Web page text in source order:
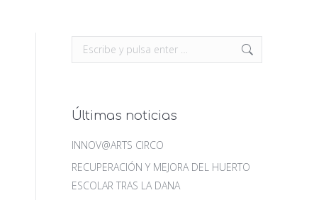
Buscar:
Últimas noticias
INNOV@ARTS CIRCO
RECUPERACIÓN Y MEJORA DEL HUERTO
ESCOLAR TRAS LA DANA